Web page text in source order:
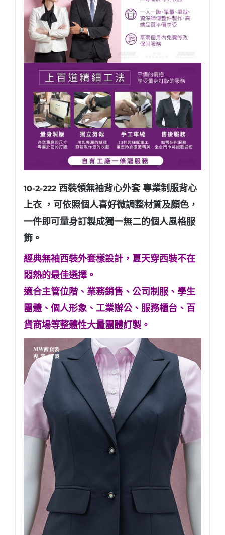
10-2-222 西裝領無袖背心外套 專業制服背心
上衣 ，可依照個人喜好微調整材質及顏色，
一件即可量身訂製成獨一無二的個人風格服
飾。
經典無袖西裝外套樣設計，夏天穿西裝不在
悶熱的最佳選擇。
適合主管位階、業務銷售、公司制服、學生
團體、個人形象、工業辦公、服務櫃台、百
貨商場等整體性大量團體訂製。